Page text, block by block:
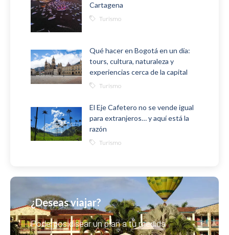
Cartagena
Turismo
Qué hacer en Bogotá en un día:
tours, cultura, naturaleza y
experiencias cerca de la capital
Turismo
El Eje Cafetero no se vende igual
para extranjeros… y aquí está la
razón
Turismo
¿Deseas viajar?
Podemos disear un plan a tu medida